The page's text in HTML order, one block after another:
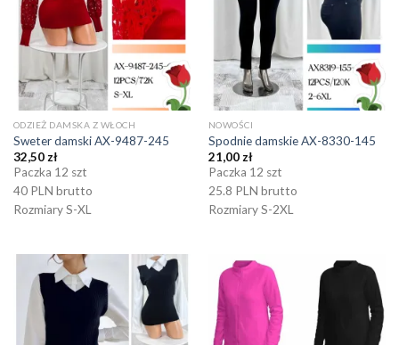
ODZIEŻ DAMSKA Z WŁOCH
Sweter damski AX-9487-245
32,50 zł
Paczka 12 szt
40 PLN brutto
Rozmiary S-XL
NOWOŚCI
Spodnie damskie AX-8330-145
21,00 zł
Paczka 12 szt
25.8 PLN brutto
Rozmiary S-2XL